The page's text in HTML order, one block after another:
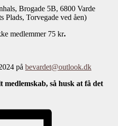
Brogade 5B, 6800 Varde
Plads, Torvegade ved åen)
medlemmer 75 kr.
på bevardet@outlook.dk
så husk at få det